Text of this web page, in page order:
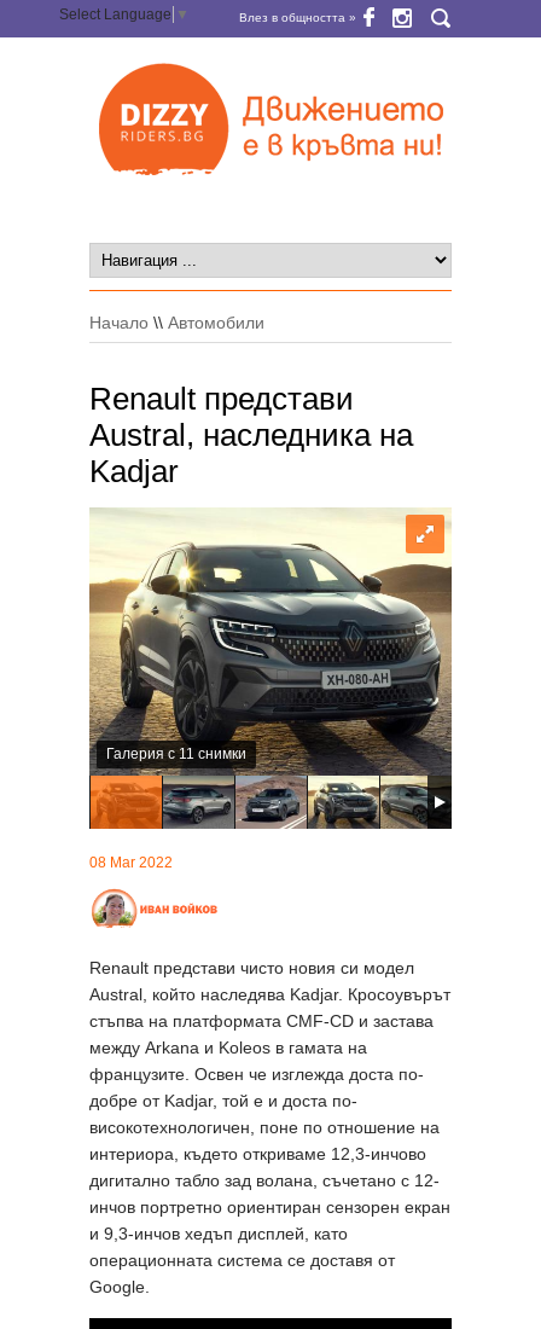
Select Language ▼ Влез в общността »
Начало \\ Автомобили
Renault представи
Austral, наследника на
Kadjar
Галерия с 11 снимки
08 Mar 2022
Renault представи чисто новия си модел
Austral, който наследява Kadjar. Кросоувърът
стъпва на платформата CMF-CD и застава
между Arkana и Koleos в гамата на
французите. Освен че изглежда доста по-
добре от Kadjar, той е и доста по-
високотехнологичен, поне по отношение на
интериора, където откриваме 12,3-инчово
дигитално табло зад волана, съчетано с 12-
инчов портретно ориентиран сензорен екран
и 9,3-инчов хедъп дисплей, като
операционната система се доставя от
Google.